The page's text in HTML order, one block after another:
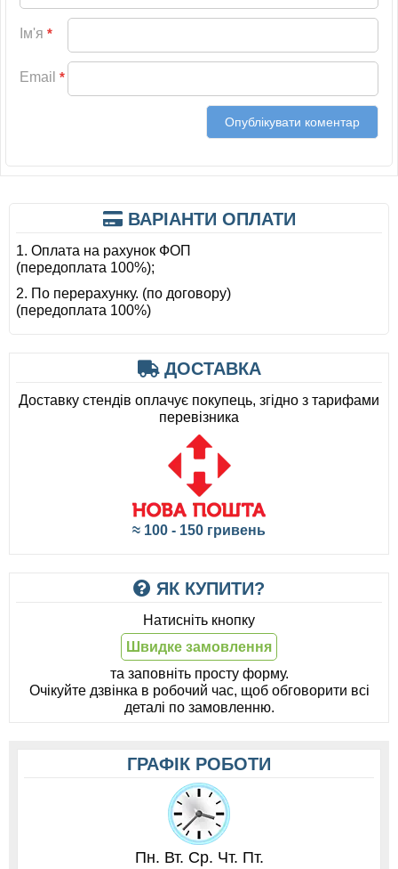
Ім'я *
Email *
ВАРІАНТИ ОПЛАТИ
1. Оплата на рахунок ФОП
(передоплата 100%);
2. По перерахунку. (по договору)
(передоплата 100%)
ДОСТАВКА
Доставку стендів оплачує покупець, згідно з тарифами
перевізника
≈ 100 - 150 гривень
ЯК КУПИТИ?
Натисніть кнопку
Швидке замовлення
та заповніть просту форму.
Очікуйте дзвінка в робочий час, щоб обговорити всі
деталі по замовленню.
ГРАФІК РОБОТИ
Пн. Вт. Ср. Чт. Пт.